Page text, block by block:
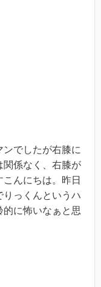
でしたが右膝に
係なく、右膝が
んにちは。昨日
っくんというハ
的に怖いなぁと思